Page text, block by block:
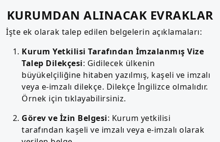
KURUMDAN ALINACAK EVRAKLAR
İşte ek olarak talep edilen belgelerin açıklamaları:
Kurum Yetkilisi Tarafından İmzalanmış Vize
Talep Dilekçesi: Gidilecek ülkenin
büyükelçiliğine hitaben yazılmış, kaşeli ve imzalı
veya e-imzalı dilekçe. Dilekçe İngilizce olmalıdır.
Örnek için tıklayabilirsiniz.
Görev ve İzin Belgesi: Kurum yetkilisi
tarafından kaşeli ve imzalı veya e-imzalı olarak